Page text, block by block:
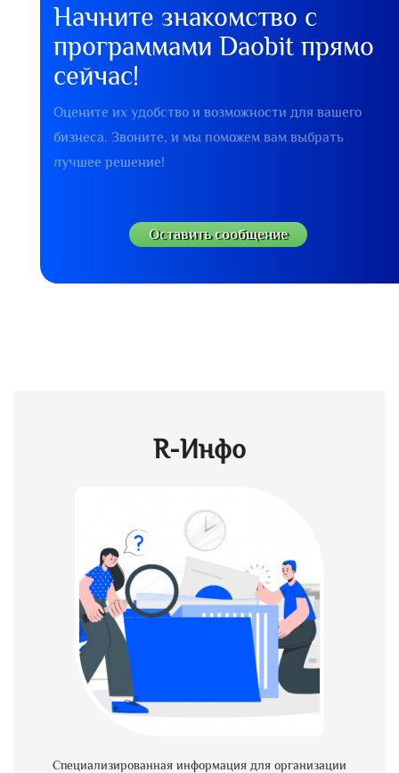
Начните знакомство с
программами Daobit прямо
сейчас!
Оцените их удобство и возможности для вашего
бизнеса. Звоните, и мы поможем вам выбрать
лучшее решение!
Оставить сообщение
R-Инфо
Специализированная информация для организации